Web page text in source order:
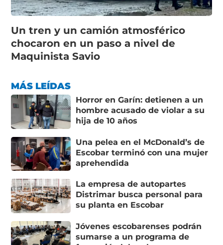
Un tren y un camión atmosférico
chocaron en un paso a nivel de
Maquinista Savio
MÁS LEÍDAS
Horror en Garín: detienen a un
hombre acusado de violar a su
hija de 10 años
Una pelea en el McDonald’s de
Escobar terminó con una mujer
aprehendida
La empresa de autopartes
Distrimar busca personal para
su planta en Escobar
Jóvenes escobarenses podrán
sumarse a un programa de